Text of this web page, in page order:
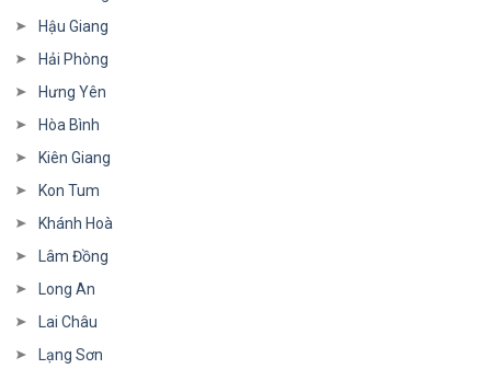
Hậu Giang
Hải Phòng
Hưng Yên
Hòa Bình
Kiên Giang
Kon Tum
Khánh Hoà
Lâm Đồng
Long An
Lai Châu
Lạng Sơn